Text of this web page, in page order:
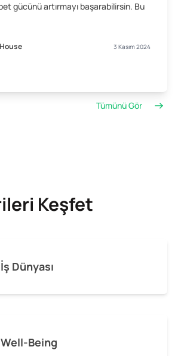
gücünü artırmayı başarabilirsin. Bu
3 Kasım 2024
Tümünü Gör
Keşfet
İş Dünyası
Well-Being